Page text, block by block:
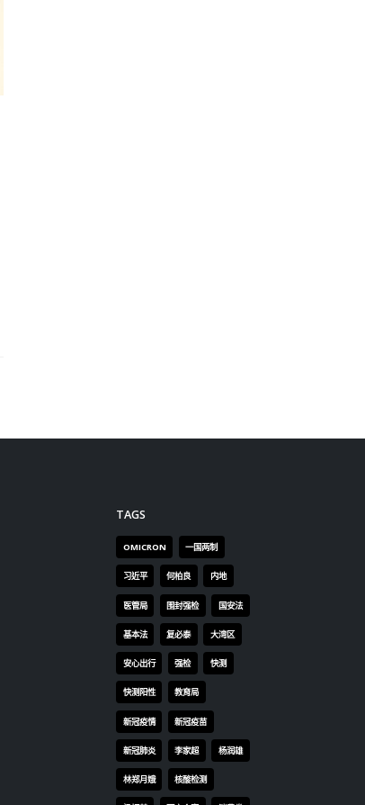
TAGS
OMICRON 一国两制
习近平 何柏良 内地
医管局 围封强检 国安法
基本法 复必泰 大湾区
安心出行 强检 快测
快测阳性 教育局
新冠疫情 新冠疫苗
新冠肺炎 李家超 杨润雄
林郑月娥 核酸检测